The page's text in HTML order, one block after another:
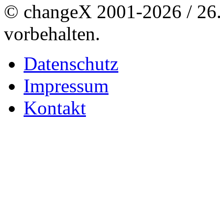
© changeX 2001-2026 /
vorbehalten.
Datenschutz
Impressum
Kontakt